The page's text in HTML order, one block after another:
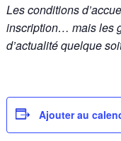
Les conditions
inscription… mais les
d’actualité quelque
Ajouter au